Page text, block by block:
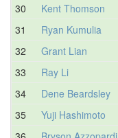
30
Kent Thomson
31
Ryan Kumulia
32
Grant Lian
33
Ray Li
34
Dene Beardsley
35
Yuji Hashimoto